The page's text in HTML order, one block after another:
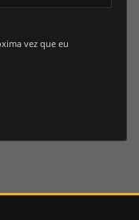
vez que eu